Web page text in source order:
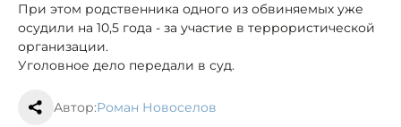
При этом родственника одного из обвиняемых уже
осудили на 10,5 года - за участие в террористической
организации.
Уголовное дело передали в суд.
Автор:Роман Новоселов